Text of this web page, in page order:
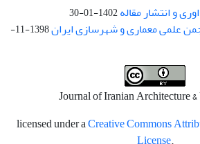
و انتشار مقاله1402-01-30
علمی معماری و شهرسازی ایران
1398-11-
Journal of Iranian Architecture
licensed under aCreative Commons